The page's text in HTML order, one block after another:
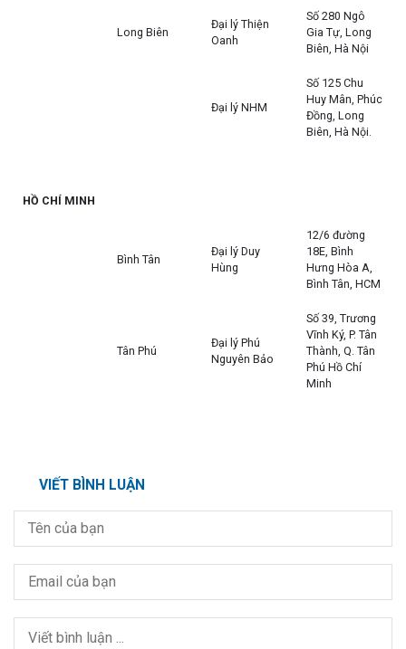
Long Biên
Đại lý Thiện
Oanh
Số 280 Ngô
Gia Tự, Long
Biên, Hà Nội
Đại lý NHM
Số 125 Chu
Huy Mân, Phúc
Đồng, Long
Biên, Hà Nội.
HỒ CHÍ MINH
Bình Tân
Đại lý Duy
Hùng
12/6 đường
18E, Bình
Hưng Hòa A,
Bình Tân, HCM
Tân Phú
Đại lý Phú
Nguyên Bảo
Số 39, Trương
Vĩnh Ký, P. Tân
Thành, Q. Tân
Phú Hồ Chí
Minh
VIẾT BÌNH LUẬN